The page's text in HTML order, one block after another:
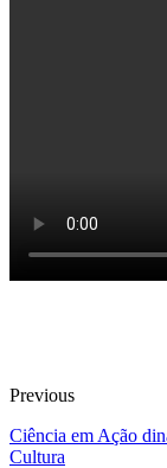
Previous
Ciência em Ação
Cultura